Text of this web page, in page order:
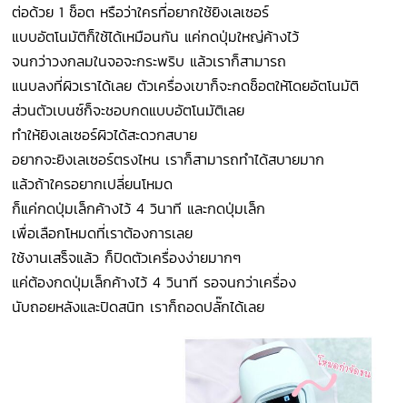
ต่อด้วย 1 ช็อต หรือว่าใครที่อยากใช้ยิงเลเซอร์
แบบอัตโนมัติก็ใช้ได้เหมือนกัน แค่กดปุ่มใหญ่ค้างไว้
จนกว่าวงกลมในจอจะกระพริบ แล้วเราก็สามารถ
แนบลงที่ผิวเราได้เลย ตัวเครื่องเขาก็จะกดช็อตให้โดยอัตโนมัติ
ส่วนตัวเบนซ์ก็จะชอบกดแบบอัตโนมัติเลย
ทำให้ยิงเลเซอร์ผิวได้สะดวกสบาย
อยากจะยิงเลเซอร์ตรงไหน เราก็สามารถทำได้สบายมาก
แล้วถ้าใครอยากเปลี่ยนโหมด
ก็แค่กดปุ่มเล็กค้างไว้ 4 วินาที และกดปุ่มเล็ก
เพื่อเลือกโหมดที่เราต้องการเลย
ใช้งานเสร็จแล้ว ก็ปิดตัวเครื่องง่ายมากๆ
แค่ต้องกดปุ่มเล็กค้างไว้ 4 วินาที รอจนกว่าเครื่อง
นับถอยหลังและปิดสนิท เราก็ถอดปลั๊กได้เลย